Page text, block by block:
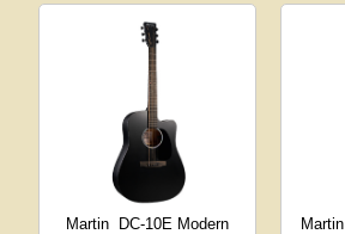
Martin
DC-10E Modern
Martin